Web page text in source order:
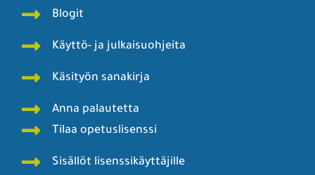
Blogit
Käyttö- ja julkaisuohjeita
Käsityön sanakirja
Anna palautetta
Tilaa opetuslisenssi
Sisällöt lisenssikäyttäjille